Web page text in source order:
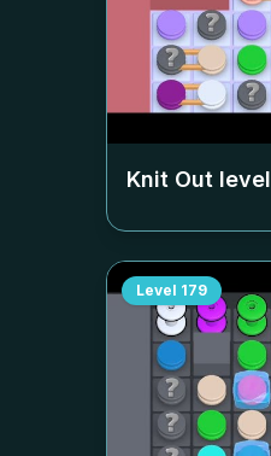
Knit Out level
Level 179